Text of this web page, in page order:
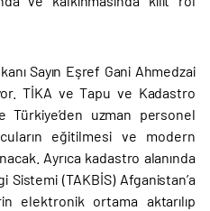
Sayın Eşref Gani Ahmedzai
TİKA ve Tapu ve Kadastro
Türkiye’den uzman personel
eğitilmesi ve modern
Ayrıca kadastro alanında
Sistemi (TAKBİS) Afganistan’a
elektronik ortama aktarılıp